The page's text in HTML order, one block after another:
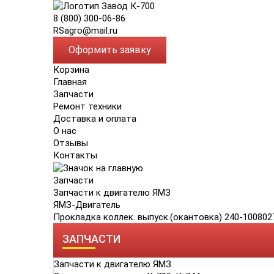
8 (800) 300-06-86
RSagro@mail.ru
Оформить заявку
Корзина
Главная
Запчасти
Ремонт техники
Доставка и оплата
О нас
Отзывы
Контакты
Запчасти
Запчасти к двигателю ЯМЗ
ЯМЗ-Двигатель
Прокладка коллек. выпуск.(окантовка) 240-
ЗАПЧАСТИ
Запчасти к двигателю ЯМЗ